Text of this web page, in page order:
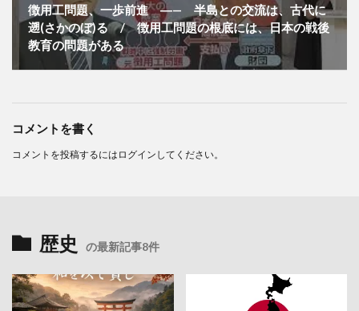
徴用工問題、一歩前進 ―— 半島との交流は、古代に
遡(さかのぼ)る / 徴用工問題の根底には、日本の戦後
教育の問題がある
コメントを書く
コメントを投稿するには ログイン してください。
歴史 の最新記事8件